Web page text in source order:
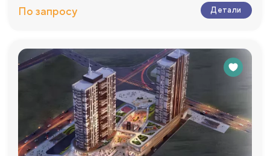
По запросу Детали